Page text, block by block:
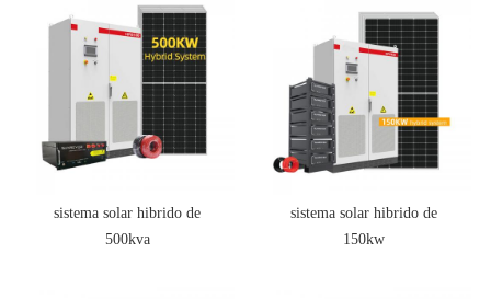
sistema solar hibrido de
500kva
sistema solar hibrido de
150kw